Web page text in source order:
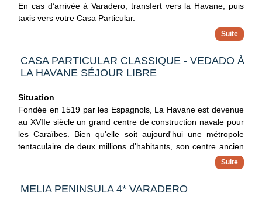
En cas d’arrivée à Varadero, transfert vers la Havane, puis
taxis vers votre Casa Particular.
En cas d’arrivée à La Havane, transfert vers votre Casa
CASA PARTICULAR CLASSIQUE - VEDADO À
LA HAVANE SÉJOUR LIBRE
Situation
Fondée en 1519 par les Espagnols, La Havane est devenue
au XVIIe siècle un grand centre de construction navale pour
les Caraïbes. Bien qu'elle soit aujourd'hui une métropole
tentaculaire de deux millions d'habitants, son centre ancien
conserve un mélange inestimable de monuments baroques
et néoclassiques, ainsi qu'un ensemble homogène de
forgé et des cours intérieures.
Vous séjournerez 3 nuits à la Havane Vous serez logés dans
une casa particular classique situées dans le quartier
MELIA PENINSULA 4* VARADERO